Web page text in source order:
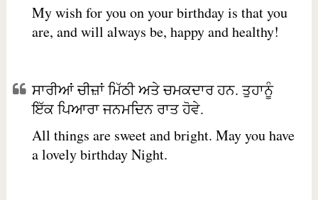
My wish for you on your birthday is that you
are, and will always be, happy and healthy!
ਸਾਰੀਆਂ ਚੀਜ਼ਾਂ ਮਿੱਠੀ ਅਤੇ ਚਮਕਦਾਰ ਹਨ. ਤੁਹਾਨੂੰ
ਇੱਕ ਪਿਆਰਾ ਜਨਮਦਿਨ ਰਾਤ ਹੋਵੇ.
All things are sweet and bright. May you have
a lovely birthday Night.